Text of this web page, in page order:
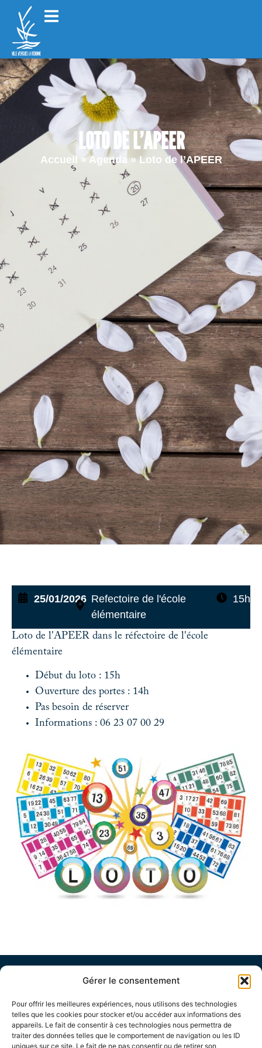
Gérer le consentement
Pour offrir les meilleures expériences, nous utilisons des technologies
telles que les cookies pour stocker et/ou accéder aux informations des
appareils. Le fait de consentir à ces technologies nous permettra de
traiter des données telles que le comportement de navigation ou les ID
uniques sur ce site. Le fait de ne pas consentir ou de retirer son
LOTO DE L’APEER
Accueil » Agenda»Loto de l’APEER
25/01/2026 Refectoire de l'école
élémentaire
15h
Loto de l'APEER dans le réfectoire de l'école
élémentaire
Début du loto : 15h
Ouverture des portes : 14h
Pas besoin de réserver
Informations : 06 23 07 00 29